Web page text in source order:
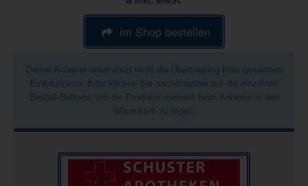
im Shop bestellen
Dieser Anbieter unterstützt nicht die Übertragung Ihrer gesamten
Einkaufsliste. Bitte klicken Sie nacheinander auf die einzelnen
Bestell-Buttons, um die Produkte manuell beim Anbieter in den
Warenkorb zu legen.